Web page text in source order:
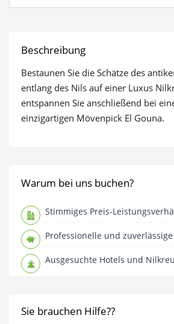
Beschreibung
Bestaunen Sie die Schätze des
entlang des Nils auf einer Luxus
entspannen Sie anschließend bei
einzigartigen Mövenpick El Gouna.
Warum bei uns buchen?
Stimmiges Preis-
Professionelle und
Ausgesuchte Hotels und
Sie brauchen Hilfe??